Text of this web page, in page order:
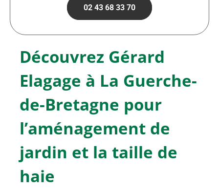
02 43 68 33 70
Découvrez Gérard
Elagage à La Guerche-
de-Bretagne pour
l’aménagement de
jardin et la taille de
haie